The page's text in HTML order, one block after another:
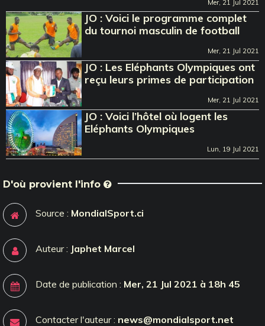
Mer, 21 Jul 2021
JO : Voici le programme complet
du tournoi masculin de football
Mer, 21 Jul 2021
JO : Les Eléphants Olympiques ont
reçu leurs primes de participation
Mer, 21 Jul 2021
JO : Voici l’hôtel où logent les
Eléphants Olympiques
Lun, 19 Jul 2021
D'où provient l'info
Source : MondialSport.ci
Auteur : Japhet Marcel
Date de publication : Mer, 21 Jul 2021 à 18h 45
Contacter l'auteur : news@mondialsport.net